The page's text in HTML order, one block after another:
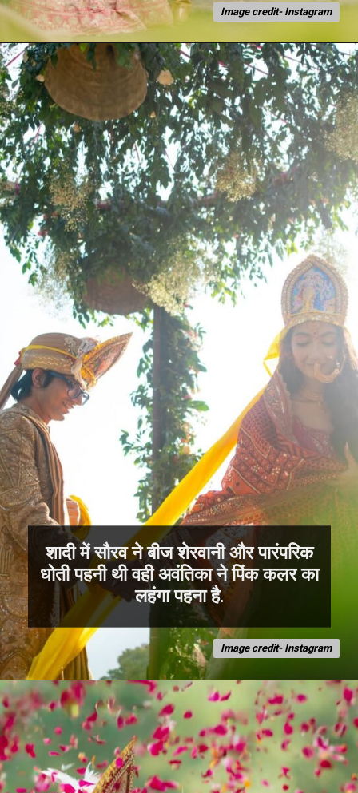
Image credit- Instagram
शादी में सौरव ने बीज शेरवानी और पारंपरिक
धोती पहनी थी वही अवंतिका ने पिंक कलर का
लहंगा पहना है.
Image credit- Instagram